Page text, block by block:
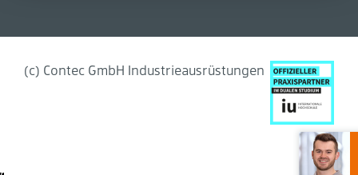
(c) Contec GmbH Industrieausrüstungen